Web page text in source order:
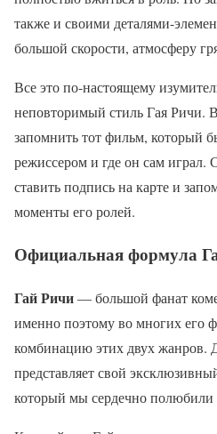
также и своими деталями-
большой скорости, атмосферу
Все это по-настоящему
неповторимый стиль Гая Ричи.
запомнить тот фильм, который
режиссером и где он сам играл.
ставить подпись на карте и
моменты его ролей.
Официальная формула
Гай Ричи— большой фанат
именно поэтому во многих его
комбинацию этих двух жанров.
представляет свой
который мы сердечно полюбили